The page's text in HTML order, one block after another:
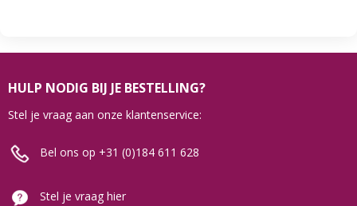
HULP NODIG BIJ JE BESTELLING?
Stel je vraag aan onze klantenservice:
Bel ons op +31 (0)184 611 628
Stel je vraag hier